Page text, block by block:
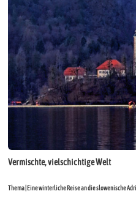
Vermischte, vielschichtige Welt
Thema | Eine winterliche Reise an die slowenische